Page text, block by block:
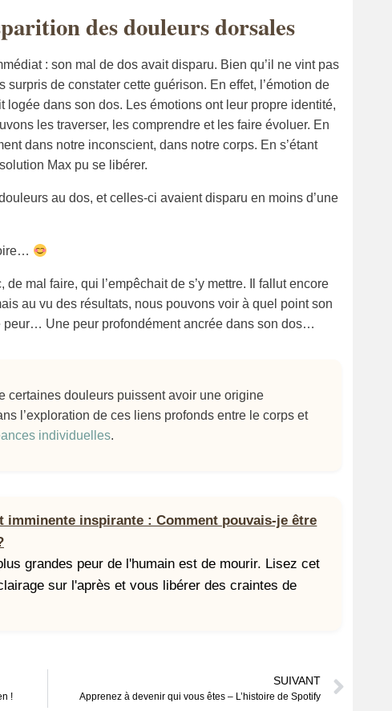
des douleurs dorsales
: son mal de dos avait disparu. Bien qu’il ne vint pas
de constater cette guérison. En effet, l’émotion de
logée dans son dos. Les émotions ont leur propre identité,
les traverser, les comprendre et les faire évoluer. En
dans notre inconscient, dans notre corps. En s’étant
Max pu se libérer.
au dos, et celles-ci avaient disparu en moins d’une
mal faire, qui l’empêchait de s’y mettre. Il fallut encore
au vu des résultats, nous pouvons voir à quel point son
peur… Une peur profondément ancrée dans son dos…
certaines douleurs puissent avoir une origine
l’exploration de ces liens profonds entre le corps et
individuelles.
imminente inspirante : Comment pouvais-je être
grandes peur de l'humain est de mourir. Lisez cet
sur l'après et vous libérer des craintes de
!
SUIVANT
Apprenez à devenir qui vous êtes – L’histoire de Spotify